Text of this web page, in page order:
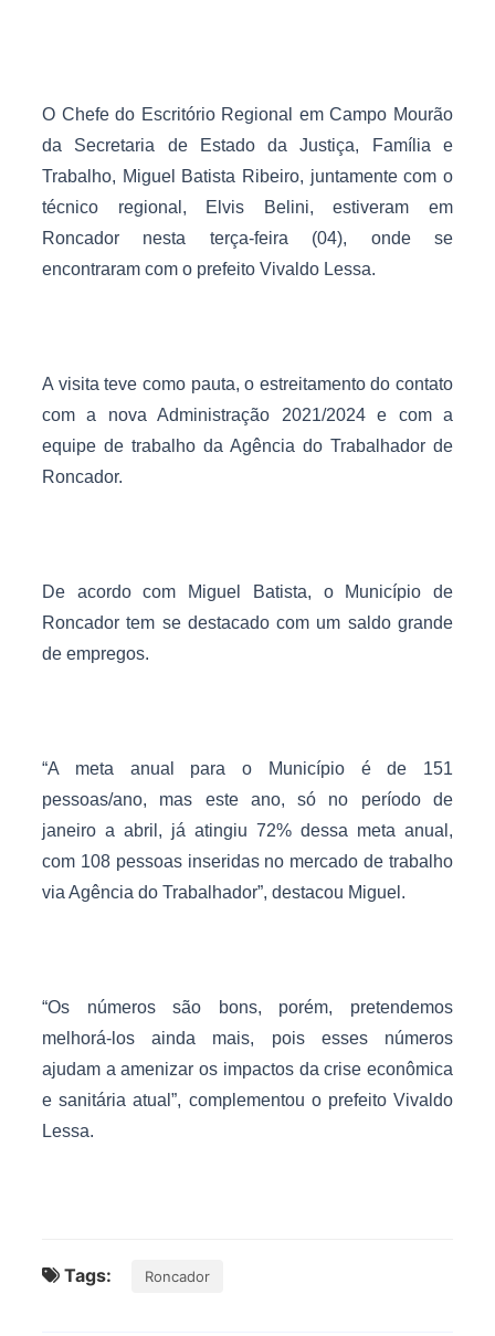
O Chefe do Escritório Regional em Campo Mourão
da Secretaria de Estado da Justiça, Família e
Trabalho, Miguel Batista Ribeiro, juntamente com o
técnico regional, Elvis Belini, estiveram em
Roncador nesta terça-feira (04), onde se
encontraram com o prefeito Vivaldo Lessa.
A visita teve como pauta, o estreitamento do contato
com a nova Administração 2021/2024 e com a
equipe de trabalho da Agência do Trabalhador de
Roncador.
De acordo com Miguel Batista, o Município de
Roncador tem se destacado com um saldo grande
de empregos.
“A meta anual para o Município é de 151
pessoas/ano, mas este ano, só no período de
janeiro a abril, já atingiu 72% dessa meta anual,
com 108 pessoas inseridas no mercado de trabalho
via Agência do Trabalhador”, destacou Miguel.
“Os números são bons, porém, pretendemos
melhorá-los ainda mais, pois esses números
ajudam a amenizar os impactos da crise econômica
e sanitária atual”, complementou o prefeito Vivaldo
Lessa.
Tags: Roncador